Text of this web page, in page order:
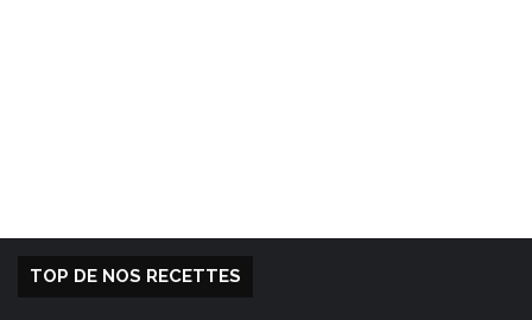
TOP DE NOS RECETTES